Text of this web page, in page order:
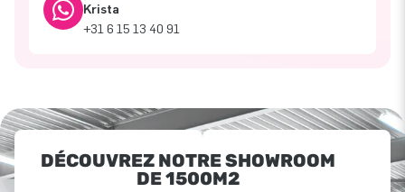
Krista
+31 6 15 13 40 91
DÉCOUVREZ NOTRE SHOWROOM
DE 1500M2